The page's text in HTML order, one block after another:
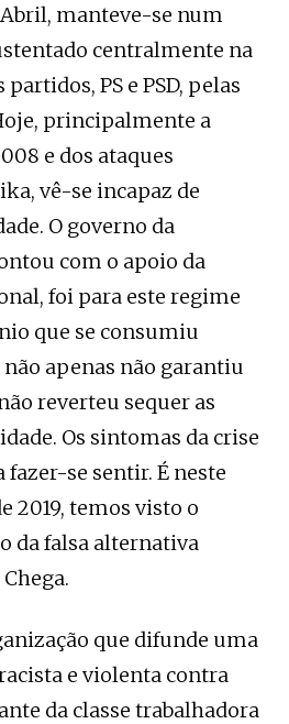
manteve-se num
centralmente na
PS e PSD, pelas
principalmente a
e dos ataques
vê-se incapaz de
O governo da
com o apoio da
foi para este regime
que se consumiu
apenas não garantiu
reverteu sequer as
Os sintomas da crise
se sentir. É neste
2019, temos visto o
da falsa alternativa
que difunde uma
e violenta contra
da classe trabalhadora